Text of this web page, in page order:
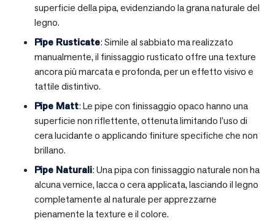
superficie della pipa, evidenziando la grana naturale del
legno.
Pipe Rusticate: Simile al sabbiato ma realizzato
manualmente, il finissaggio rusticato offre una texture
ancora più marcata e profonda, per un effetto visivo e
tattile distintivo.
Pipe Matt: Le pipe con finissaggio opaco hanno una
superficie non riflettente, ottenuta limitando l’uso di
cera lucidante o applicando finiture specifiche che non
brillano.
Pipe Naturali: Una pipa con finissaggio naturale non ha
alcuna vernice, lacca o cera applicata, lasciando il legno
completamente al naturale per apprezzarne
pienamente la texture e il colore.